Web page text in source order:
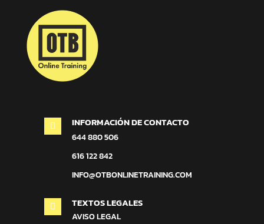
 INFORMACIÓN DE CONTACTO
644 880 506
616 122 842
INFO@OTBONLINETRAINING.COM
 TEXTOS LEGALES
AVISO LEGAL